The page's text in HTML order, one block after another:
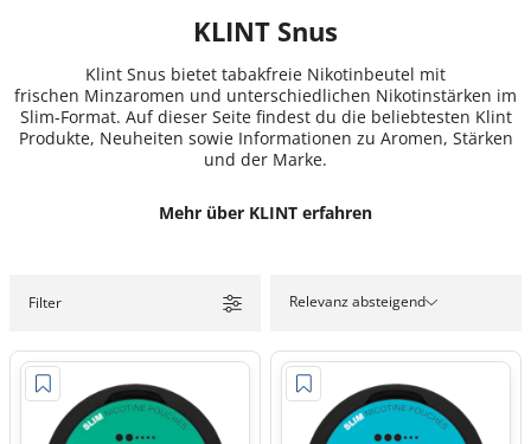
KLINT Snus
Klint Snus bietet tabakfreie Nikotinbeutel mit
frischen Minzaromen und unterschiedlichen Nikotinstärken im
Slim-Format. Auf dieser Seite findest du die beliebtesten Klint
Produkte, Neuheiten sowie Informationen zu Aromen, Stärken
und der Marke.
Mehr über KLINT erfahren
Filter Relevanz absteigend